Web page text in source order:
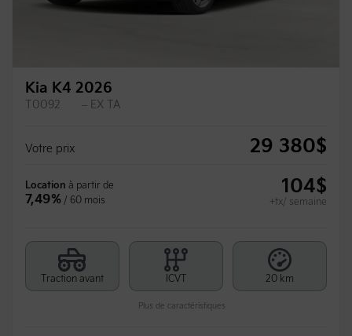
Kia K4 2026
T0092 – EX TA
Votre prix 29 380$
Location à partir de
7,49% / 60 mois
104$
+tx/ semaine
Traction avant ICVT 20 km
Plus de caractéristiques